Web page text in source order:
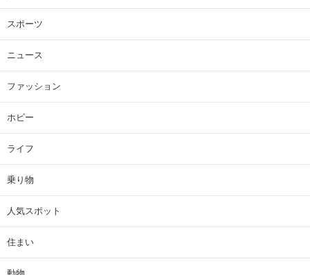
スポーツ
ニュース
ファッション
ホビー
ライフ
乗り物
人気スポット
住まい